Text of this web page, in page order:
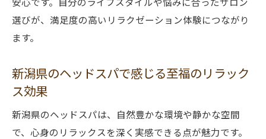
リラックスしながら肩こり改善するヘッド
用がおすすめ
ヘッドスパで脳疲労にアプローチする方法とは
選びが、満足度の高いリラクゼーション体験につながり
ます。
新潟県のヘッドスパで感じる至福のリラック
ス効果
新潟県のヘッドスパは、自然豊かな環境や静かな空間
で、心身のリラックスを深く実感できる点が魅力です。